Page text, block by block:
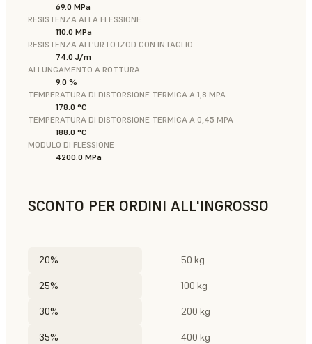
69.0 MPa
RESISTENZA ALLA FLESSIONE
110.0 MPa
RESISTENZA ALL'URTO IZOD CON INTAGLIO
74.0 J/m
ALLUNGAMENTO A ROTTURA
9.0 %
TEMPERATURA DI DISTORSIONE TERMICA A 1,8 MPA
178.0 °C
TEMPERATURA DI DISTORSIONE TERMICA A 0,45 MPA
188.0 °C
MODULO DI FLESSIONE
4200.0 MPa
SCONTO PER ORDINI ALL'INGROSSO
20% 50 kg
25% 100 kg
30% 200 kg
35% 400 kg